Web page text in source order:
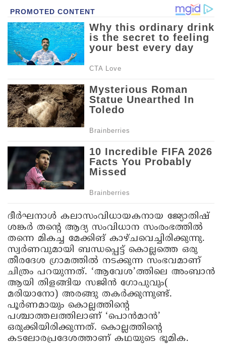
ദീർഘനാൾ കലാസംവിധായകനായ ജ്യോതിഷ്
ശങ്കർ തന്റെ ആദ്യ സംവിധാന സംരംഭത്തിൽ
തന്നെ മികച്ച മേക്കിങ് കാഴ്ചവെച്ചിരിക്കുന്നു.
സ്വർണവുമായി ബന്ധപ്പെട്ട് കൊല്ലത്തെ ഒരു
തീരദേശ ഗ്രാമത്തിൽ നടക്കുന്ന സംഭവമാണ്
ചിത്രം പറയുന്നത്. ‘ആവേശ’ത്തിലെ അംബാൻ
ആയി തിളങ്ങിയ സജിൻ ഗോപുവും(
മരിയാനോ) അരങ്ങു തകർക്കുന്നുണ്ട്.
പൂർണമായും കൊല്ലത്തിന്റെ
പശ്ചാത്തലത്തിലാണ് ‘പൊൻമാൻ’
ഒരുക്കിയിരിക്കുന്നത്. കൊല്ലത്തിന്റെ
കടലോരപ്രദേശത്താണ് കഥയുടെ ഭൂമിക.